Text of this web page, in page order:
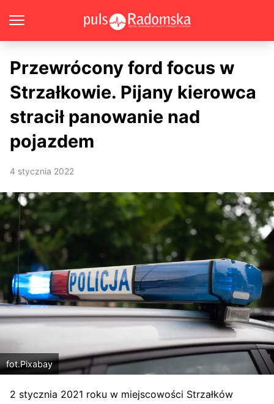
Przewrócony ford focus w
Strzałkowie. Pijany kierowca
stracił panowanie nad
pojazdem
4 stycznia 2022
fot.Pixabay
2 stycznia 2021 roku w miejscowości Strzałków